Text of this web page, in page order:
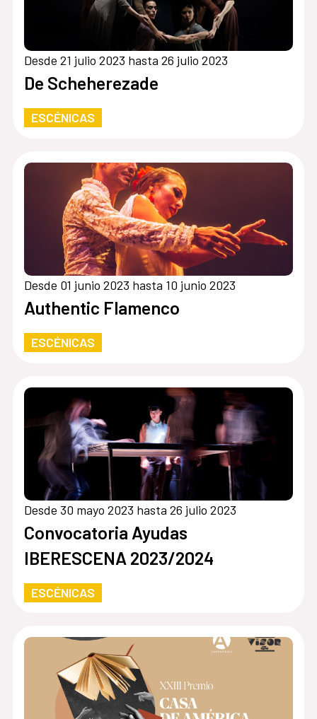
Desde 21 julio 2023 hasta 26 julio 2023
De Scheherezade
ESCÉNICAS
Desde 01 junio 2023 hasta 10 junio 2023
Authentic Flamenco
ESCÉNICAS
Desde 30 mayo 2023 hasta 26 julio 2023
Convocatoria Ayudas
IBERESCENA 2023/2024
ESCÉNICAS